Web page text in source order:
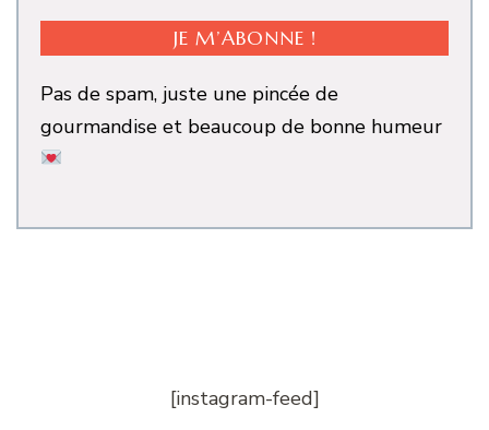
Pas de spam, juste une pincée de
gourmandise et beaucoup de bonne humeur
[instagram-feed]